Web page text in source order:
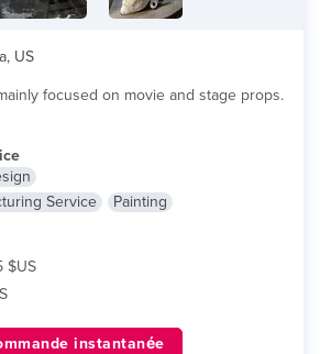
US
focused on movie and stage props.
Service
Painting
$US
instantanée